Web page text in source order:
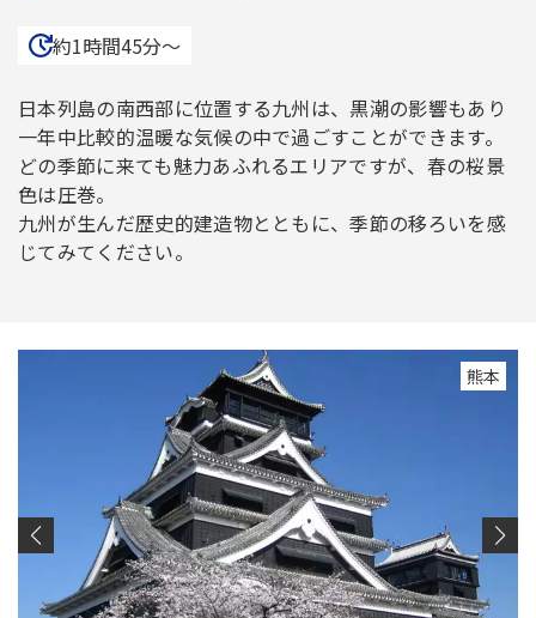
約1時間45分〜
日本列島の南西部に位置する九州は、黒潮の影響もあり
一年中比較的温暖な気候の中で過ごすことができます。
どの季節に来ても魅力あふれるエリアですが、春の桜景
色は圧巻。
九州が生んだ歴史的建造物とともに、季節の移ろいを感
じてみてください。
熊本